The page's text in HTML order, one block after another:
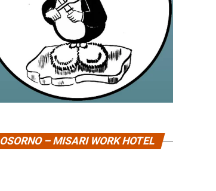
OSORNO – MISARI WORK HOTEL